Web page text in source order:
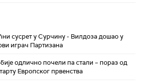
сусрет у Сурчину - Вилдоза дошао у
играч Партизана
одлично почели па стали – пораз од
Европског првенства